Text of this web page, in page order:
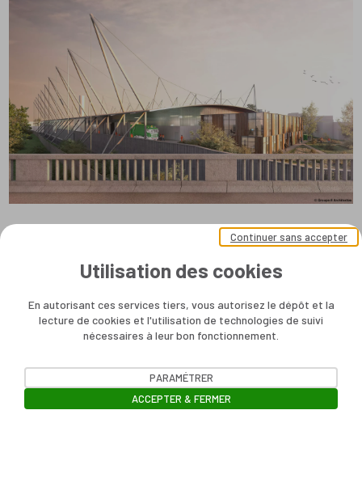
Utilisation des cookies
En autorisant ces services tiers, vous autorisez le dépôt et la
lecture de cookies et l'utilisation de technologies de suivi
nécessaires à leur bon fonctionnement.
Continuer sans accepter
PARAMÉTRER
ACCEPTER & FERMER